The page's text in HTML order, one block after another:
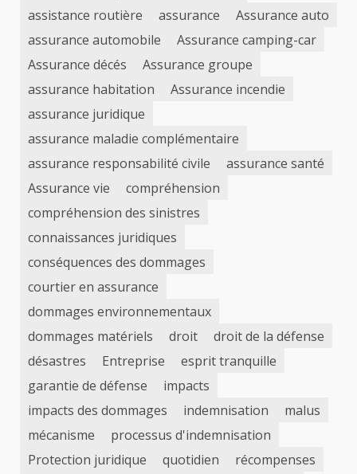
assistance routière
assurance
Assurance auto
assurance automobile
Assurance camping-car
Assurance décés
Assurance groupe
assurance habitation
Assurance incendie
assurance juridique
assurance maladie complémentaire
assurance responsabilité civile
assurance santé
Assurance vie
compréhension
compréhension des sinistres
connaissances juridiques
conséquences des dommages
courtier en assurance
dommages environnementaux
dommages matériels
droit
droit de la défense
désastres
Entreprise
esprit tranquille
garantie de défense
impacts
impacts des dommages
indemnisation
malus
mécanisme
processus d'indemnisation
Protection juridique
quotidien
récompenses